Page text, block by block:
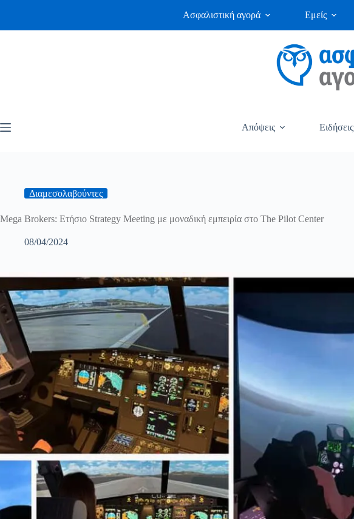
Ασφαλιστική αγορά Εμείς
Απόψεις Ειδήσεις
Διαμεσολαβούντες
Mega Brokers: Ετήσιο Strategy Meeting με μοναδική εμπειρία στο The Pilot Center
08/04/2024